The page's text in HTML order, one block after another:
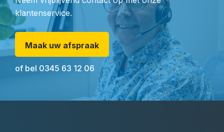
klantenservice.
Maak uw afspraak
of bel 0345 63 12 06